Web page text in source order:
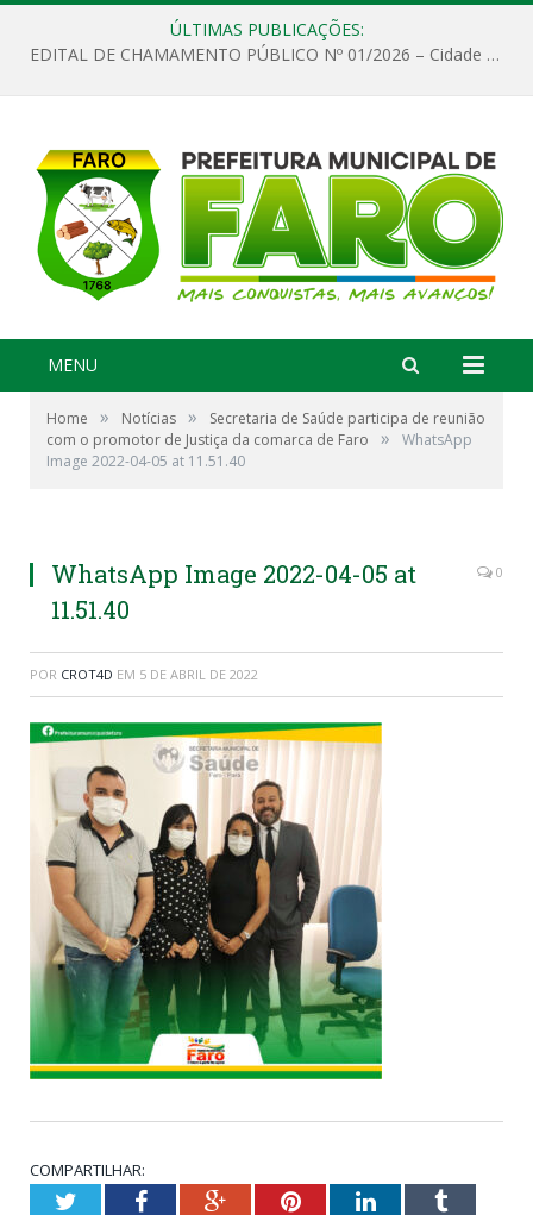
ÚLTIMAS PUBLICAÇÕES:
EDITAL DE CHAMAMENTO PÚBLICO Nº 01/2026 – Cidade de Faro
MENU
Home » Notícias »
Secretaria de Saúde participa de reunião
com o promotor de Justiça da comarca de Faro
»
WhatsApp
Image 2022-04-05 at 11.51.40
WhatsApp Image 2022-04-05 at
11.51.40
0
POR CROT4D EM 5 DE ABRIL DE 2022
COMPARTILHAR:
TwitterFacebookGoogle+PinterestLinkedInTumblr